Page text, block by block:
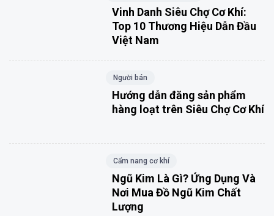
Vinh Danh Siêu Chợ Cơ Khí:
Top 10 Thương Hiệu Dẫn Đầu
Việt Nam
Người bán
Hướng dẫn đăng sản phẩm
hàng loạt trên Siêu Chợ Cơ Khí
Cẩm nang cơ khí
Ngũ Kim Là Gì? Ứng Dụng Và
Nơi Mua Đồ Ngũ Kim Chất
Lượng